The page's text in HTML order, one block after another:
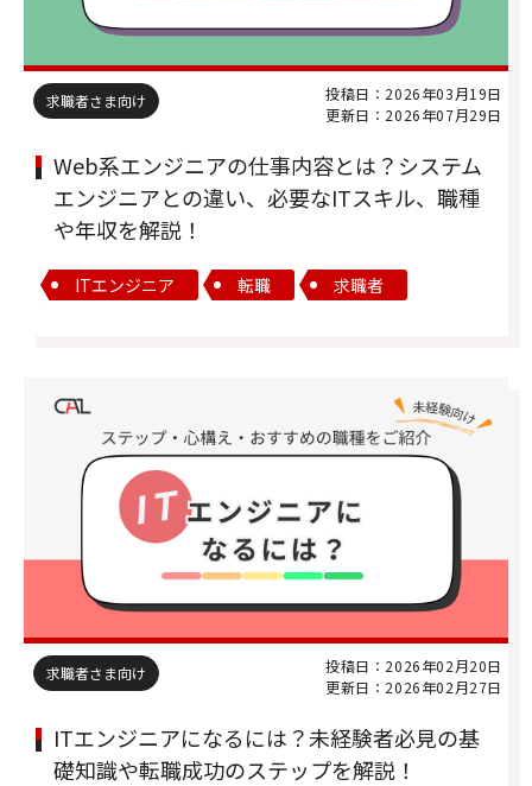
求職者さま向け
投稿日：2026年03月19日
更新日：2026年07月29日
Web系エンジニアの仕事内容とは？システム
エンジニアとの違い、必要なITスキル、職種
や年収を解説！
ITエンジニア 転職 求職者
求職者さま向け
投稿日：2026年02月20日
更新日：2026年02月27日
ITエンジニアになるには？未経験者必見の基
礎知識や転職成功のステップを解説！